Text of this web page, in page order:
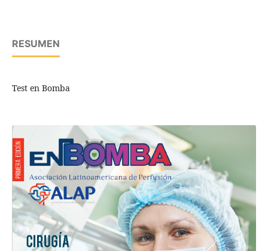
RESUMEN
Test en Bomba